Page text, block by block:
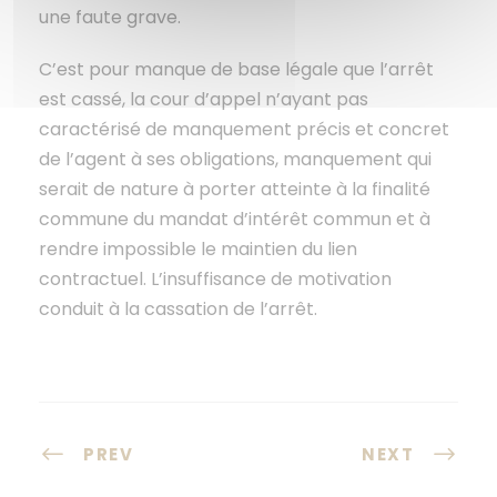
une faute grave.
C’est pour manque de base légale que l’arrêt
est cassé, la cour d’appel n’ayant pas
caractérisé de manquement précis et concret
de l’agent à ses obligations, manquement qui
serait de nature à porter atteinte à la finalité
commune du mandat d’intérêt commun et à
rendre impossible le maintien du lien
contractuel. L’insuffisance de motivation
conduit à la cassation de l’arrêt.
PREV NEXT